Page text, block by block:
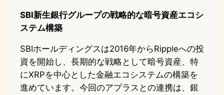
SBI新生銀行グループの戦略的な暗号資産エコシ
ステム構築
SBIホールディングスは2016年からRippleへの投
資を開始し、長期的な戦略として暗号資産、特
にXRPを中心とした金融エコシステムの構築を
進めています。今回のアプラスとの連携は、銀